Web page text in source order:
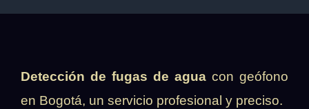
Detección de fugas de agua con geófono
en Bogotá, un servicio profesional y preciso.